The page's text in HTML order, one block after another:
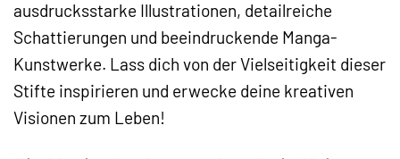
ausdrucksstarke Illustrationen, detailreiche
Schattierungen und beeindruckende Manga-
Kunstwerke. Lass dich von der Vielseitigkeit dieser
Stifte inspirieren und erwecke deine kreativen
Visionen zum Leben!